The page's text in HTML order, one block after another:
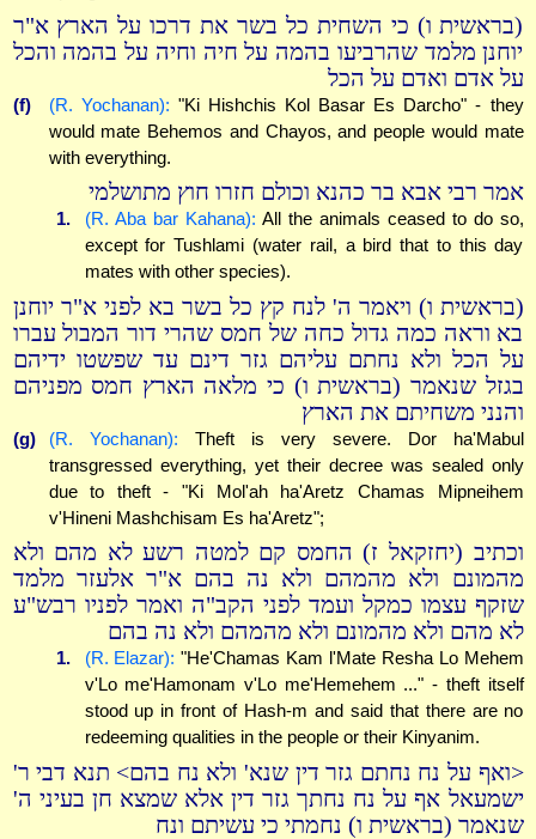
(בראשית ו) כי השחית כל בשר את דרכו על הארץ א"ר
יוחנן מלמד שהרביעו בהמה על חיה וחיה על בהמה והכל
על אדם ואדם על הכל
(f) (R. Yochanan): "Ki Hishchis Kol Basar Es Darcho" - they
would mate Behemos and Chayos, and people would mate
with everything.
אמר רבי אבא בר כהנא וכולם חזרו חוץ מתושלמי
1. (R. Aba bar Kahana): All the animals ceased to do so,
except for Tushlami (water rail, a bird that to this day
mates with other species).
(בראשית ו) ויאמר ה' לנח קץ כל בשר בא לפני א"ר יוחנן
בא וראה כמה גדול כחה של חמס שהרי דור המבול עברו
על הכל ולא נחתם עליהם גזר דינם עד שפשטו ידיהם
בגזל שנאמר (בראשית ו) כי מלאה הארץ חמס מפניהם
והנני משחיתם את הארץ
(g) (R. Yochanan): Theft is very severe. Dor ha'Mabul
transgressed everything, yet their decree was sealed only
due to theft - "Ki Mol'ah ha'Aretz Chamas Mipneihem
v'Hineni Mashchisam Es ha'Aretz";
וכתיב (יחזקאל ז) החמס קם למטה רשע לא מהם ולא
מהמונם ולא מהמהם ולא נה בהם א"ר אלעזר מלמד
שזקף עצמו כמקל ועמד לפני הקב"ה ואמר לפניו רבש"ע
לא מהם ולא מהמונם ולא מהמהם ולא נה בהם
1. (R. Elazar): "He'Chamas Kam l'Mate Resha Lo Mehem
v'Lo me'Hamonam v'Lo me'Hemehem ..." - theft itself
stood up in front of Hash-m and said that there are no
redeeming qualities in the people or their Kinyanim.
<ואף על נח נחתם גזר דין שנא' ולא נח בהם> תנא דבי ר'
ישמעאל אף על נח נחתך גזר דין אלא שמצא חן בעיני ה'
שנאמר (בראשית ו) נחמתי כי עשיתם ונח